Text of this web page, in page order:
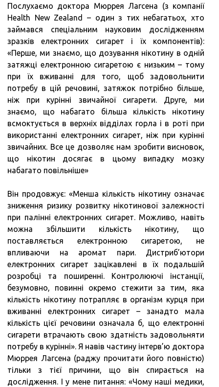
Послухаємо доктора Мюррея Лагсена (з компанії
Health New Zealand – один з тих небагатьох, хто
займався спеціальним науковим дослідженням
зразків електронних сигарет і їх компонентів):
«Перше, ми знаємо, що дозування нікотину в одній
затяжці електронною сигаретою є низьким – тому
при їх вживанні для того, щоб задовольнити
потребу в цій речовині, затяжок потрібно більше,
ніж при курінні звичайної сигарети. Друге, ми
знаємо, що набагато більша кількість нікотину
всмоктується в верхніх відділах горла і в роті при
використанні електронних сигарет, ніж при курінні
звичайних. Все це дозволяє нам зробити висновок,
що нікотин досягає в цьому випадку мозку
набагато повільніше»
Він продовжує: «Менша кількість нікотину означає
зниження ризику розвитку нікотинової залежності
при палінні електронних сигарет. Можливо, навіть
можна збільшити кількість нікотину, що
поставляється електронною сигаретою, не
впливаючи на аромат пари. Дистриб’ютори
електронних сигарет зацікавлені в їх подальшій
розробці та поширенні. Контролюючі інстанції,
безумовно, повинні окремо стежити за тим, яка
кількість нікотину потрапляє в організм курця при
вживанні електронних сигарет – занадто мала
кількість цієї речовини означала б, що електронні
сигарети втрачають свою здатність задовольняти
потребу в курінні». Я навів частину інтерв’ю доктора
Мюррея Лагсена (раджу прочитати його повністю)
тільки з тієї причини, що він спирається на
дослідження. І у мене питання: «Чому наші медики,